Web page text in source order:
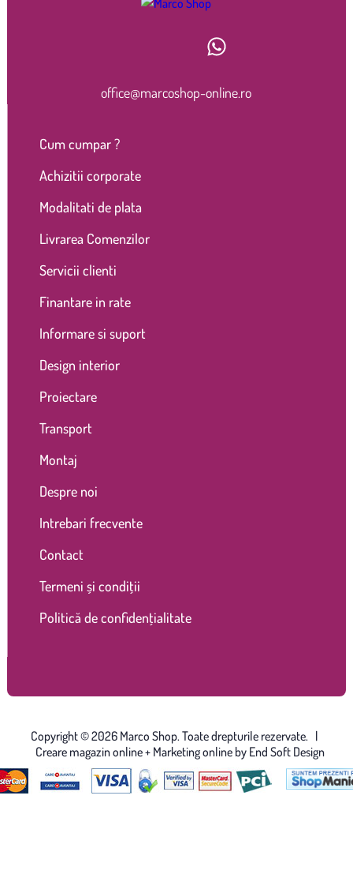
office@marcoshop-online.ro
Cum cumpar ?
Achizitii corporate
Modalitati de plata
Livrarea Comenzilor
Servicii clienti
Finantare in rate
Informare si suport
Design interior
Proiectare
Transport
Montaj
Despre noi
Intrebari frecvente
Contact
Termeni și condiții
Politică de confidențialitate
Copyright © 2026 Marco Shop. Toate drepturile rezervate. |
Creare magazin online+ Marketing online by End Soft Design